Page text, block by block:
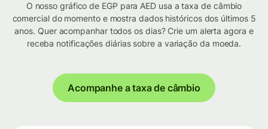
O nosso gráfico de EGP para AED usa a taxa de câmbio
comercial do momento e mostra dados históricos dos últimos 5
anos. Quer acompanhar todos os dias? Crie um alerta agora e
receba notificações diárias sobre a variação da moeda.
Acompanhe a taxa de câmbio